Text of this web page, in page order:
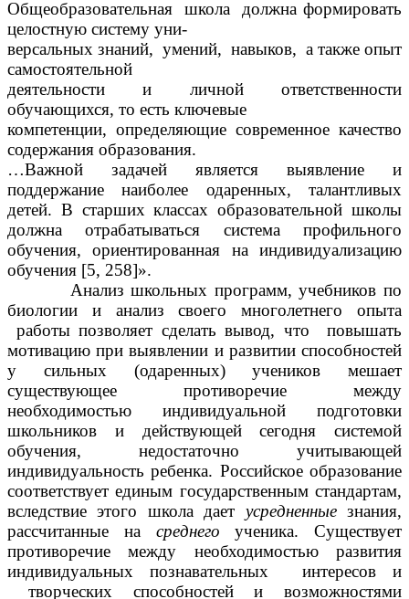
Общеобразовательная школа должна формировать
целостную систему уни-
версальных знаний, умений, навыков, а также опыт
самостоятельной
деятельности и личной ответственности
обучающихся, то есть ключевые
компетенции, определяющие современное качество
содержания образования.
…Важной задачей является выявление и
поддержание наиболее одаренных, талантливых
детей. В старших классах образовательной школы
должна отрабатываться система профильного
обучения, ориентированная на индивидуализацию
обучения [5, 258]».
Анализ школьных программ, учебников по
биологии и анализ своего многолетнего опыта
работы позволяет сделать вывод, что повышать
мотивацию при выявлении и развитии способностей
у сильных (одаренных) учеников мешает
существующее противоречие между
необходимостью индивидуальной подготовки
школьников и действующей сегодня системой
обучения, недостаточно учитывающей
индивидуальность ребенка. Российское образование
соответствует единым государственным стандартам,
вследствие этого школа дает усредненныезнания,
рассчитанные на среднего ученика. Существует
противоречие между необходимостью развития
индивидуальных познавательных интересов и
творческих способностей и возможностями